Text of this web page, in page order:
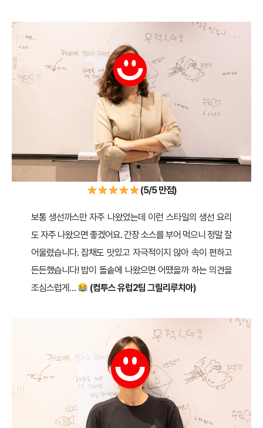
(5/5 만점)
보통 생선까스만 자주 나왔었는데 이런 스타일의 생선 요리
도 자주 나왔으면 좋겠어요. 간장 소스를 부어 먹으니 정말 잘
어울렸습니다. 잡채도 맛있고 자극적이지 않아 속이 편하고
든든했습니다! 밥이 돌솥에 나왔으면 어땠을까 하는 의견을
조심스럽게…
(컴투스 유럽2팀 그릴리루치아)